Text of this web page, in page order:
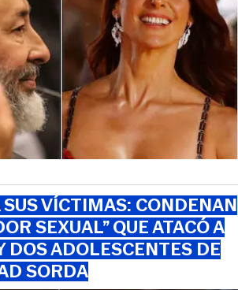
VÍCTIMAS: CONDENAN
SEXUAL” QUE ATACÓ A
DOS ADOLESCENTES DE
SORDA